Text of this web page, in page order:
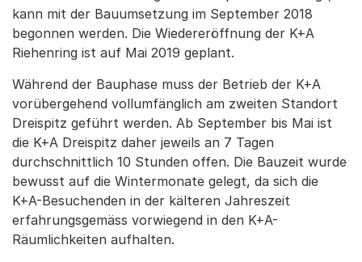
kann mit der Bauumsetzung im September 2018
begonnen werden. Die Wiedereröffnung der K+A
Riehenring ist auf Mai 2019 geplant.
Während der Bauphase muss der Betrieb der K+A
vorübergehend vollumfänglich am zweiten Standort
Dreispitz geführt werden. Ab September bis Mai ist
die K+A Dreispitz daher jeweils an 7 Tagen
durchschnittlich 10 Stunden offen. Die Bauzeit wurde
bewusst auf die Wintermonate gelegt, da sich die
K+A-Besuchenden in der kälteren Jahreszeit
erfahrungsgemäss vorwiegend in den K+A-
Räumlichkeiten aufhalten.